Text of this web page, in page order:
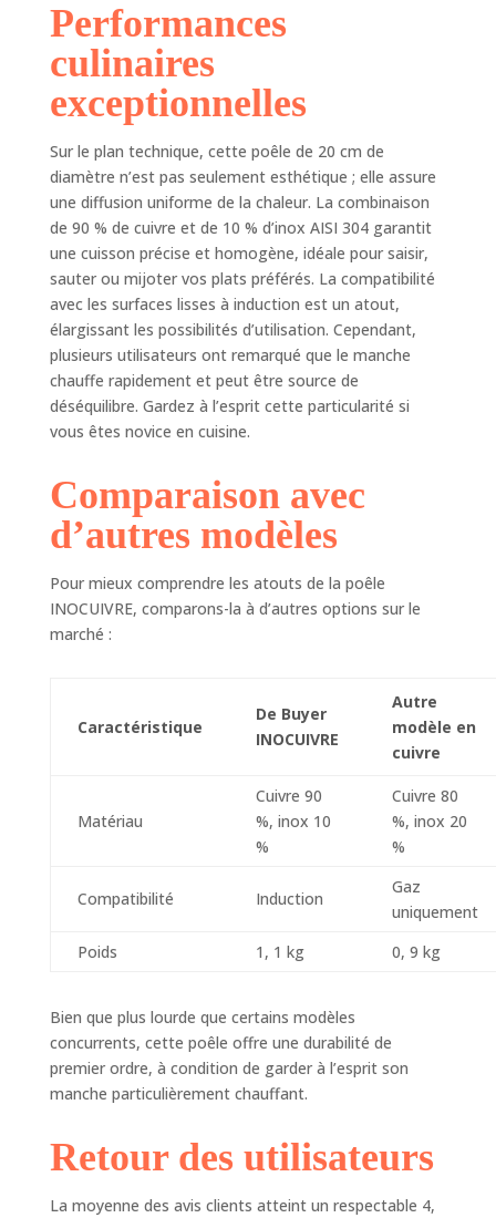
facilité d'entretien
l'intérieur. CUISSON
PARFAITE : Le
cuivre de la poêle
INOCUIVRE De
Buyer assure une
excellente
conductivité
thermique, ce qui
signifie qu'elle
chauffe rapidement
et uniformément,
permettant ainsi
une cuisson
maîtrisée et
INOCUIVRE De
Buyer, en cuivre et
en inox, est
tout feux SAUF
induction.
une pâte à polir.
Pour l'inox, un
est recommandé.
Performances
culinaires
exceptionnelles
Sur le plan technique, cette poêle de 20 cm de
diamètre n’est pas seulement esthétique ; elle assure
une diffusion uniforme de la chaleur. La combinaison
de 90 % de cuivre et de 10 % d’inox AISI 304 garantit
une cuisson précise et homogène, idéale pour saisir,
sauter ou mijoter vos plats préférés. La compatibilité
avec les surfaces lisses à induction est un atout,
élargissant les possibilités d’utilisation. Cependant,
plusieurs utilisateurs ont remarqué que le manche
chauffe rapidement et peut être source de
déséquilibre. Gardez à l’esprit cette particularité si
vous êtes novice en cuisine.
Comparaison avec
d’autres modèles
Pour mieux comprendre les atouts de la poêle
INOCUIVRE, comparons-la à d’autres options sur le
marché :
Caractéristique
De Buyer
INOCUIVRE
Autre
modèle en
cuivre
Matériau
Cuivre 90
%, inox 10
%
Cuivre 80
%, inox 20
%
Compatibilité Induction
Gaz
uniquement
Poids
1, 1 kg 0, 9 kg
Bien que plus lourde que certains modèles
concurrents, cette poêle offre une durabilité de
premier ordre, à condition de garder à l’esprit son
manche particulièrement chauffant.
Retour des utilisateurs
La moyenne des avis clients atteint un respectable 4,